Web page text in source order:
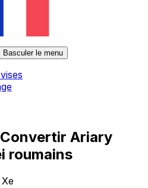
Basculer le menu
Convertir Ariary
roumains